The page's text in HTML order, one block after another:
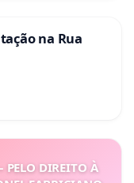
na Rua
PELO DIREITO À